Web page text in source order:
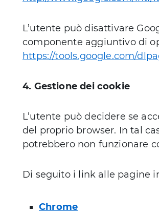
L’utente può disattivare
componente aggiuntivo di
https://tools.google.com/
4. Gestione dei cookie
L’utente può decidere se
del proprio browser. In tal
potrebbero non funzionare
Di seguito i link alle pagine
Chrome